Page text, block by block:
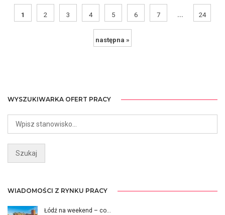
1 2 3 4 5 6 7 ... 24
następna »
WYSZUKIWARKA OFERT PRACY
WIADOMOŚCI Z RYNKU PRACY
Łódź na weekend – co…